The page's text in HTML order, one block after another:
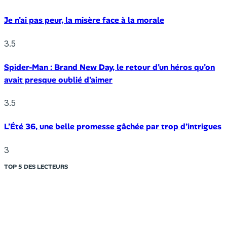
Je n’ai pas peur, la misère face à la morale
3.5
Spider-Man : Brand New Day, le retour d’un héros qu’on
avait presque oublié d’aimer
3.5
L’Été 36, une belle promesse gâchée par trop d’intrigues
3
TOP 5 DES LECTEURS